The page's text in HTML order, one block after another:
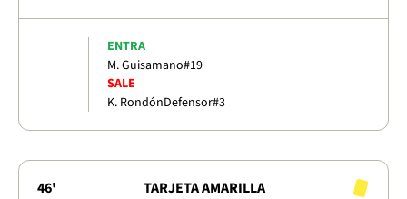
ENTRA
M. Guisamano#19
SALE
K. RondónDefensor#3
46' TARJETA AMARILLA